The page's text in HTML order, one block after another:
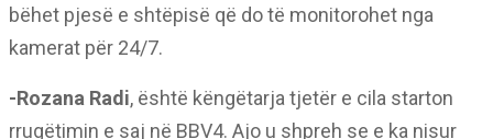
bëhet pjesë e shtëpisë që do të monitorohet nga
kamerat për 24/7.
-Rozana Radi, është këngëtarja tjetër e cila starton
rrugëtimin e saj në BBV4. Ajo u shpreh se e ka nisur